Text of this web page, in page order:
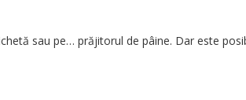
sau pe… prăjitorul de pâine. Dar este